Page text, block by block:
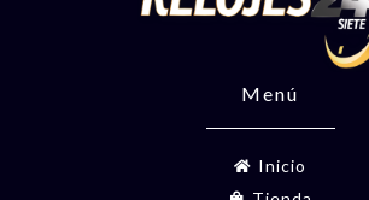
Menú
Inicio